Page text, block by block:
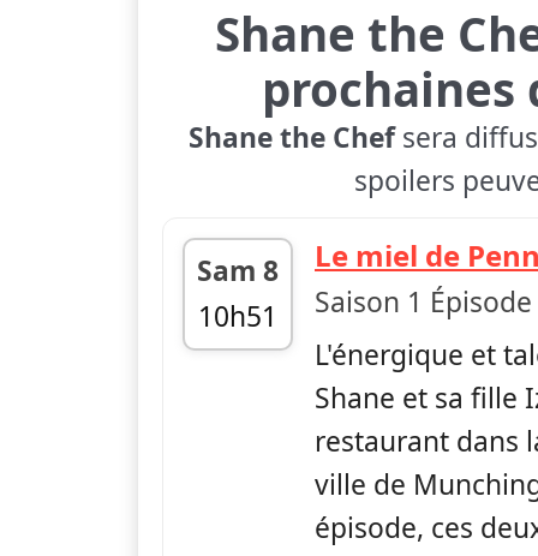
Shane the
prochaines
Shane the Chefsera
spoilers
Sam 8
10h51
fin 11h01
Le miel de
Saison 1
L'énergique et
Shane et sa fille
restaurant dans
ville de
épisode, ces